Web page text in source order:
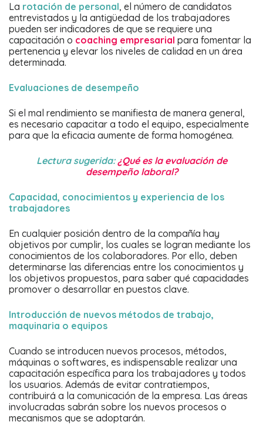
La rotación de personal, el número de candidatos
entrevistados y la antigüedad de los trabajadores
pueden ser indicadores de que se requiere una
capacitación o coaching empresarial para fomentar la
pertenencia y elevar los niveles de calidad en un área
determinada.
Evaluaciones de desempeño
Si el mal rendimiento se manifiesta de manera general,
es necesario capacitar a todo el equipo, especialmente
para que la eficacia aumente de forma homogénea.
Lectura sugerida:¿Qué es la evaluación de
desempeño laboral?
Capacidad, conocimientos y experiencia de los
trabajadores
En cualquier posición dentro de la compañía hay
objetivos por cumplir, los cuales se logran mediante los
conocimientos de los colaboradores. Por ello, deben
determinarse las diferencias entre los conocimientos y
los objetivos propuestos, para saber qué capacidades
promover o desarrollar en puestos clave.
Introducción de nuevos métodos de trabajo,
maquinaria o equipos
Cuando se introducen nuevos procesos, métodos,
máquinas o softwares, es indispensable realizar una
capacitación específica para los trabajadores y todos
los usuarios. Además de evitar contratiempos,
contribuirá a la comunicación de la empresa. Las áreas
involucradas sabrán sobre los nuevos procesos o
mecanismos que se adoptarán.